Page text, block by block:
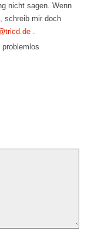
nicht sagen. Wenn
schreib mir doch